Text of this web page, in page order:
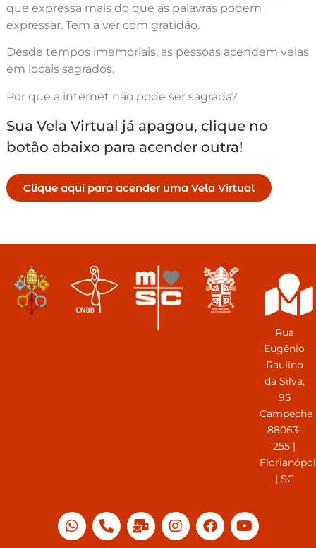
que expressa mais do que as palavras podem
expressar. Tem a ver com gratidão.
Desde tempos imemoriais, as pessoas acendem velas
em locais sagrados.
Por que a internet não pode ser sagrada?
Sua Vela Virtual já apagou, clique no
botão abaixo para acender outra!
Clique aqui para acender uma Vela Virtual
Rua
Eugênio
Raulino
da Silva,
95
Campeche
88063-
255 |
| SC